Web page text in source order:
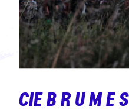
CIE B R U M E S